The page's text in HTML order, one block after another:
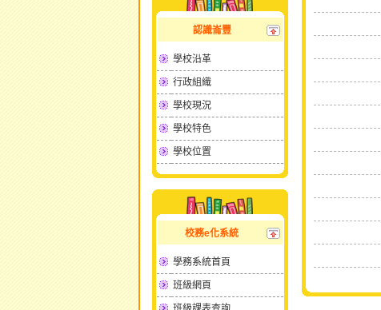
認識崙豐
學校沿革
行政組織
學校現況
學校特色
學校位置
校務e化系統
學務系統首頁
班級網頁